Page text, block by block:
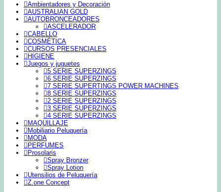
Ambientadores y Decoración
AUSTRALIAN GOLD
AUTOBRONCEADORES
ASCELERADOR
CABELLO
COSMÉTICA
CURSOS PRESENCIALES
HIGIENE
Juegos y juguetes
5 SERIE SUPERZINGS
6 SERIE SUPERZINGS
7 SERIE SUPERTINGS POWER MACHINES
8 SERIE SUPERZINGS
2 SERIE SUPERZINGS
3 SERIE SUPERZINGS
4 SERIE SUPERZINGS
MAQUILLAJE
Mobiliario Peluquería
MODA
PERFUMES
Prosolaris
Spray Bronzer
Spray Lotion
Utensilios de Peluquería
Z.one Concept